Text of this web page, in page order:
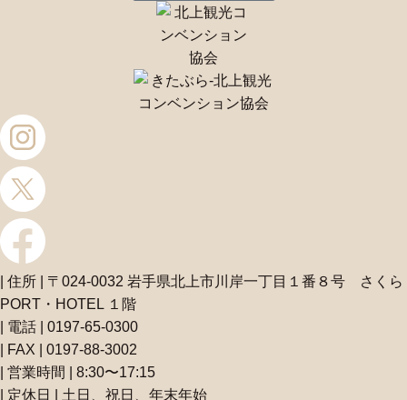
| 住所 | 〒024-0032 岩手県北上市川岸一丁目１番８号 さくら
PORT・HOTEL １階
| 電話 | 0197-65-0300
| FAX | 0197-88-3002
| 営業時間 | 8:30〜17:15
| 定休日 | 土日、祝日、年末年始